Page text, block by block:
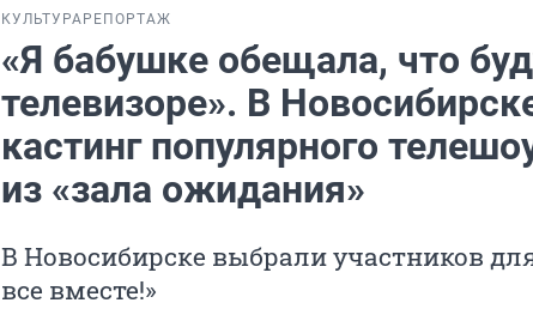
КУЛЬТУРА РЕПОРТАЖ
«Я бабушке обещала, что
телевизоре». В
кастинг популярного
из «зала ожидания»
В Новосибирске выбрали участников
все вместе!»